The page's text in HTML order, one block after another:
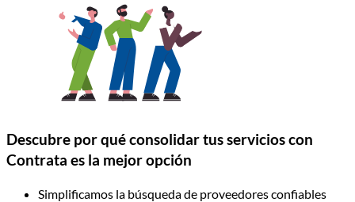
Descubre por qué consolidar tus servicios con
Contrata es la mejor opción
Simplificamos la búsqueda de proveedores confiables